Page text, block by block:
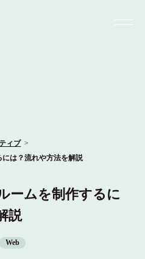
ィブ
は？流れや方法を解説
ームを制作するに
説
Web